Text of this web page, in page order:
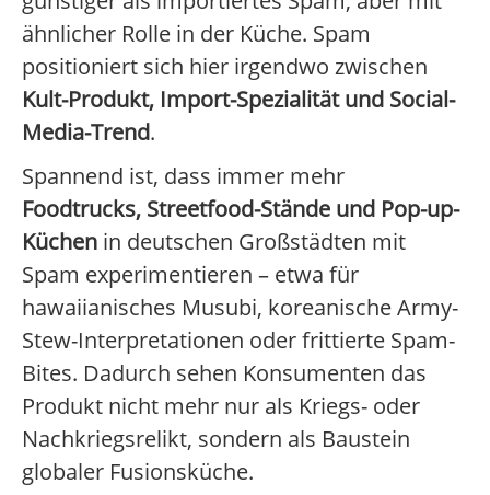
ähnlicher Rolle in der Küche. Spam
positioniert sich hier irgendwo zwischen
Kult-Produkt, Import-Spezialität und Social-
Media-Trend.
Spannend ist, dass immer mehr
Foodtrucks, Streetfood-Stände und Pop-up-
Küchen in deutschen Großstädten mit
Spam experimentieren – etwa für
hawaiianisches Musubi, koreanische Army-
Stew-Interpretationen oder frittierte Spam-
Bites. Dadurch sehen Konsumenten das
Produkt nicht mehr nur als Kriegs- oder
Nachkriegsrelikt, sondern als Baustein
globaler Fusionsküche.